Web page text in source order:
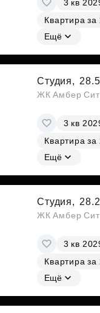
Субсидии
3 кв
Квартира
Ещё
Студия,
ЖК Амбер
3 кв
Квартира
Ещё
Студия,
ЖК Амбер
3 кв
Квартира
Ещё